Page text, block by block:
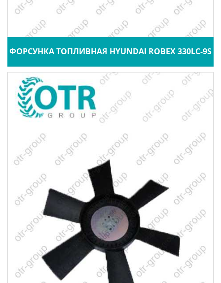
ФОРСУНКА ТОПЛИВНАЯ HYUNDAI ROBEX 330LC-9S